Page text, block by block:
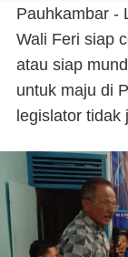
Pauhkambar -
Wali Feri siap
atau siap
untuk maju di
legislator